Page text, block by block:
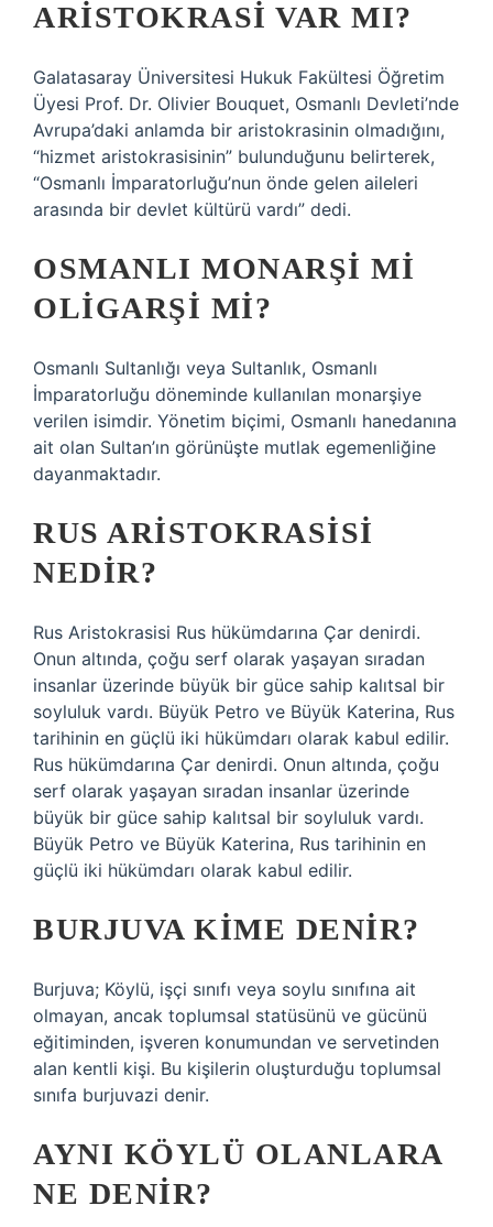
ARISTOKRASI VAR MI?
Galatasaray Üniversitesi Hukuk Fakültesi Öğretim
Üyesi Prof. Dr. Olivier Bouquet, Osmanlı Devleti’nde
Avrupa’daki anlamda bir aristokrasinin olmadığını,
“hizmet aristokrasisinin” bulunduğunu belirterek,
“Osmanlı İmparatorluğu’nun önde gelen aileleri
arasında bir devlet kültürü vardı” dedi.
OSMANLI MONARŞI MI
OLIGARŞI MI?
Osmanlı Sultanlığı veya Sultanlık, Osmanlı
İmparatorluğu döneminde kullanılan monarşiye
verilen isimdir. Yönetim biçimi, Osmanlı hanedanına
ait olan Sultan’ın görünüşte mutlak egemenliğine
dayanmaktadır.
RUS ARISTOKRASISI
NEDIR?
Rus Aristokrasisi Rus hükümdarına Çar denirdi.
Onun altında, çoğu serf olarak yaşayan sıradan
insanlar üzerinde büyük bir güce sahip kalıtsal bir
soyluluk vardı. Büyük Petro ve Büyük Katerina, Rus
tarihinin en güçlü iki hükümdarı olarak kabul edilir.
Rus hükümdarına Çar denirdi. Onun altında, çoğu
serf olarak yaşayan sıradan insanlar üzerinde
büyük bir güce sahip kalıtsal bir soyluluk vardı.
Büyük Petro ve Büyük Katerina, Rus tarihinin en
güçlü iki hükümdarı olarak kabul edilir.
BURJUVA KIME DENIR?
Burjuva; Köylü, işçi sınıfı veya soylu sınıfına ait
olmayan, ancak toplumsal statüsünü ve gücünü
eğitiminden, işveren konumundan ve servetinden
alan kentli kişi. Bu kişilerin oluşturduğu toplumsal
sınıfa burjuvazi denir.
AYNI KÖYLÜ OLANLARA
NE DENIR?